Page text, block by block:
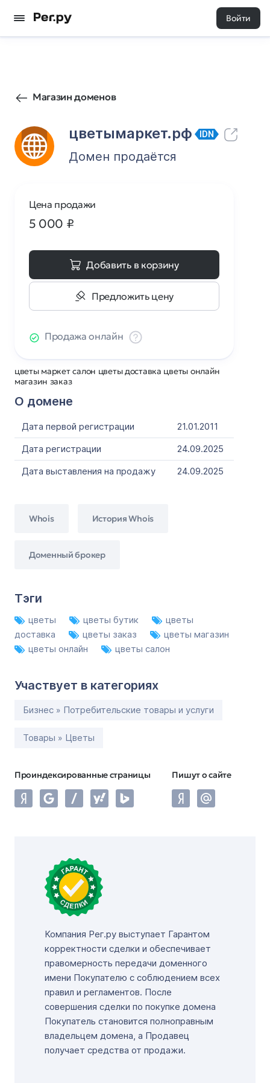
Войти
Магазин доменов
цветымаркет.рф IDN
15 0
Домен продаётся
цветы маркет салон цветы доставка цветы онлайн
магазин заказ
О домене
Дата первой регистрации
21.01.2011
Дата регистрации
24.09.2025
Дата выставления на продажу
24.09.2025
Whois История Whois
Доменный брокер
Тэги
цветы цветы бутик
цветы
доставка
цветы заказ
цветы магазин
цветы онлайн
цветы салон
Участвует в категориях
Бизнес » Потребительские товары и услуги
Товары » Цветы
Проиндексированные страницы Пишут о сайте
Цена продажи
5 000 ₽
Добавить в корзину
Предложить цену
Продажа онлайн
Компания Рег.ру выступает Гарантом
корректности сделки и обеспечивает
правомерность передачи доменного
имени Покупателю с соблюдением всех
правил и регламентов. После
совершения сделки по покупке домена
Покупатель становится полноправным
владельцем домена, а Продавец
получает средства от продажи.